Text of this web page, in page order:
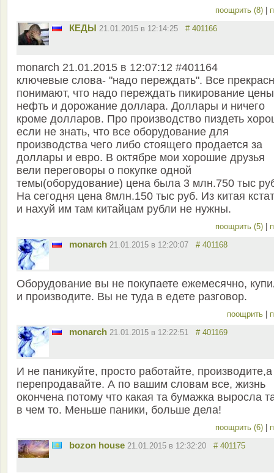
поощрить (8)
КЕДЫ 21.01.2015 в 12:14:25 # 401166
monarch 21.01.2015 в 12:07:12 #401164
ключевые слова- "надо переждать". Все
понимают, что надо переждать пикирование
нефть и дорожание доллара. Доллары и ничего
кроме долларов. Про производство пиздеть
если не знать, что все оборудование для
производства чего либо стоящего продается за
доллары и евро. В октябре мои хорошие друзья
вели переговоры о покупке одной
темы(оборудование) цена была 3 млн.750 тыс
На сегодня цена 8млн.150 тыс руб. Из китая
и нахуй им там китайцам рубли не нужны.
поощрить (5)
monarch 21.01.2015 в 12:20:07 # 401168
Оборудование вы не покупаете ежемесячно,
и производите. Вы не туда в едете разговор.
поощрить
monarch 21.01.2015 в 12:22:51 # 401169
И не паникуйте, просто работайте,
перепродавайте. А по вашим словам все, жизнь
окончена потому что какая та бумажка выросла
в чем то. Меньше паники, больше дела!
поощрить (6)
bozon house 21.01.2015 в 12:32:20 # 401175